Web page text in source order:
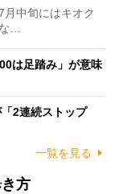
中旬にはキオク
…
は足踏み」が意味
2連続ストップ
一覧を見る
方